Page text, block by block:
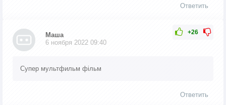
Ответить
+26
Маша
6 ноября 2022 09:40
Супер мультфильм фільм
Ответить